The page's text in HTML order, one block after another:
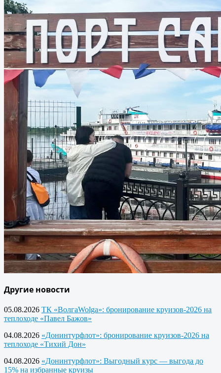
Другие новости
05.08.2026 ТК «ВолгаWolga»: бронирование круизов-2026 на
теплоходе «Павел Бажов»
04.08.2026 «Донинтурфлот»: бронирование круизов-2026 на
теплоходе «Тихий Дон»
04.08.2026 «Донинтурфлот»: Выгодный курс — выгода до
15% на избранные круизы